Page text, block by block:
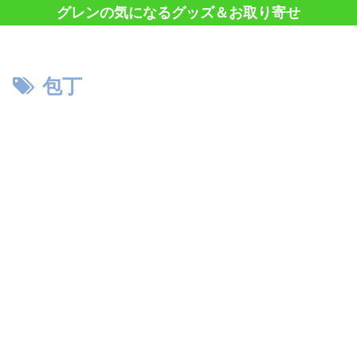
グレンの気になるグッズ＆お取り寄せ
包丁